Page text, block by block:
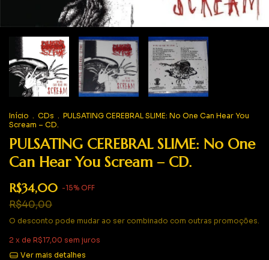
Início . CDs . PULSATING CEREBRAL SLIME: No One Can Hear You
Scream – CD.
PULSATING CEREBRAL SLIME: No One
Can Hear You Scream – CD.
R$34,00 -15% OFF
R$40,00
O desconto pode mudar ao ser combinado com outras promoções.
2 x de R$17,00 sem juros
Ver mais detalhes